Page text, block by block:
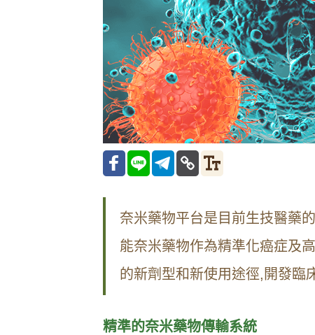
奈米藥物平台是目前生技醫藥
能奈米藥物作為精準化癌症及
的新劑型和新使用途徑,開發臨
精準的奈米藥物傳輸系統